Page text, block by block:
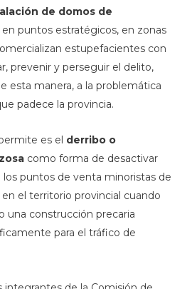
de domos de
puntos estratégicos, en zonas
estupefacientes con
prevenir y perseguir el delito,
esta manera, a la problemática
padece la provincia.
es el derribo o
como forma de desactivar
puntos de venta minoristas de
el territorio provincial cuando
una construcción precaria
para el tráfico de